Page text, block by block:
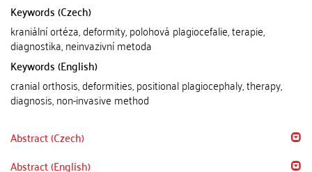
Keywords (Czech)
kraniální ortéza, deformity, polohová plagiocefalie, terapie,
diagnostika, neinvazivní metoda
Keywords (English)
cranial orthosis, deformities, positional plagiocephaly, therapy,
diagnosis, non-invasive method
Abstract (Czech)
Abstract (English)